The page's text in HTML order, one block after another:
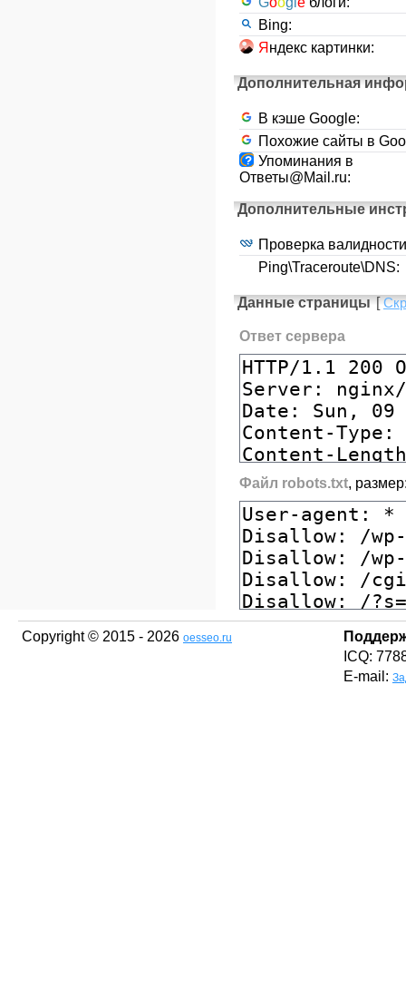
Bing:
Я ндекс картинки:
Дополнительная
В кэше Google:
Похожие сайты в
Упоминания в
Ответы@Mail.ru:
Дополнительные
Проверка
Ping\Traceroute\DNS:
Данные страницы [
Ответ сервера
Файл robots.txt,
Copyright © 2015 - 2026 oesseo.ru
ICQ:
E-mail: